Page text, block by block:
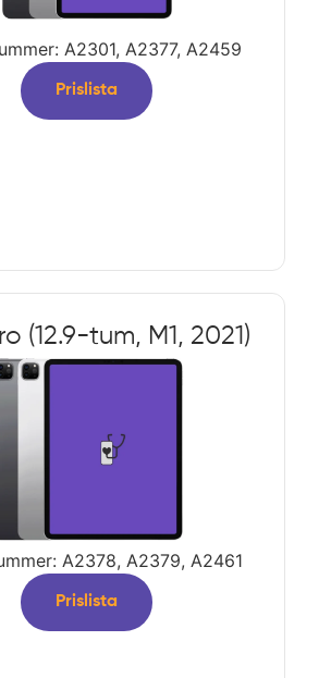
A2301, A2377, A2459
Prislista
(12.9-tum, M1, 2021)
A2378, A2379, A2461
Prislista